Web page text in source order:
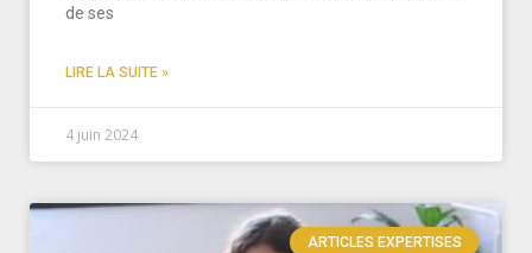
de ses
LIRE LA SUITE »
4 juin 2024
ARTICLES EXPERTISES